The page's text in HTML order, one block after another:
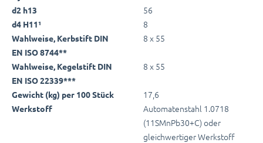
d2 h13 56
d4 H11¹ 8
Wahlweise, Kerbstift DIN
EN ISO 8744**
8 x 55
Wahlweise, Kegelstift DIN
EN ISO 22339***
8 x 55
Gewicht (kg) per 100 Stück 17,6
Werkstoff
Automatenstahl 1.0718
(11SMnPb30+C) oder
gleichwertiger Werkstoff